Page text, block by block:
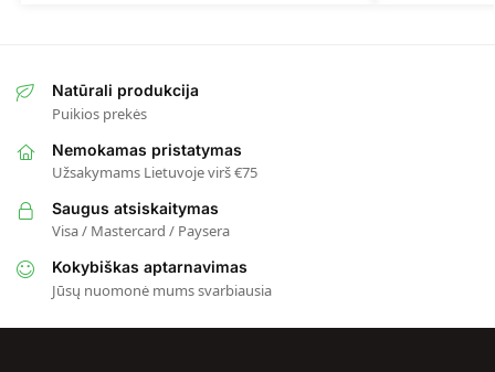
Natūrali produkcija
Puikios prekės
Nemokamas pristatymas
Užsakymams Lietuvoje virš €75
Saugus atsiskaitymas
Visa / Mastercard / Paysera
Kokybiškas aptarnavimas
Jūsų nuomonė mums svarbiausia